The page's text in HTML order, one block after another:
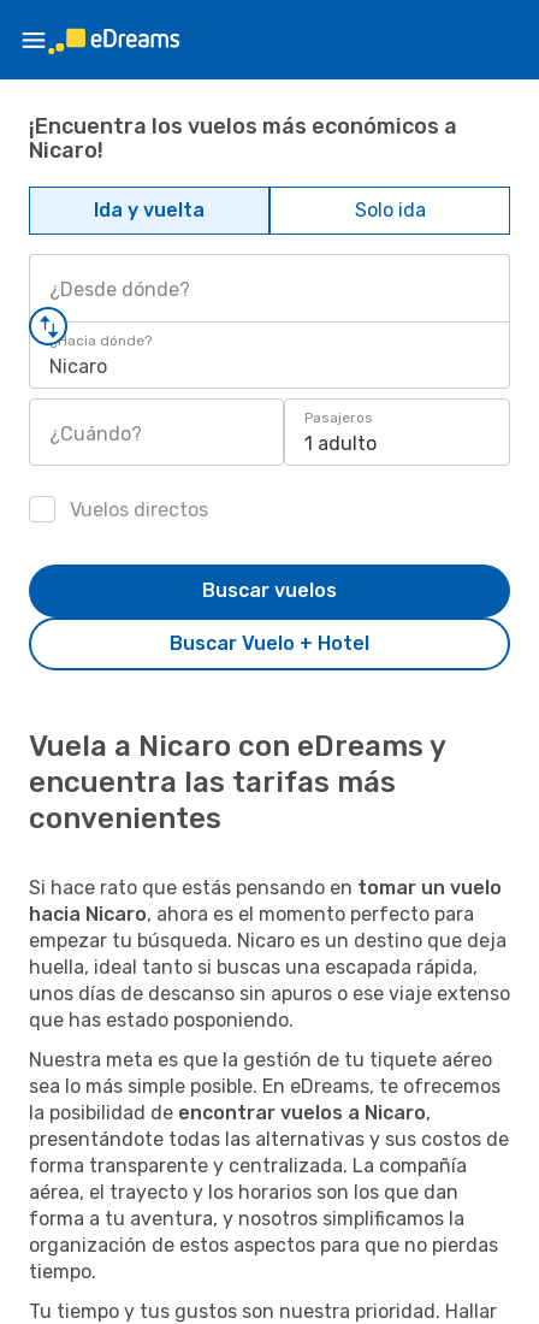
¡Encuentra los vuelos más económicos a
Nicaro!
Ida y vuelta Solo ida
¿Desde dónde?
¿Hacia dónde?
Nicaro
¿Cuándo?
Pasajeros
1 adulto
Vuelos directos
Buscar Vuelo + Hotel
Buscar vuelos
Vuela a Nicaro con eDreams y
encuentra las tarifas más
convenientes
Si hace rato que estás pensando en tomar un vuelo
hacia Nicaro, ahora es el momento perfecto para
empezar tu búsqueda. Nicaro es un destino que deja
huella, ideal tanto si buscas una escapada rápida,
unos días de descanso sin apuros o ese viaje extenso
que has estado posponiendo.
Nuestra meta es que la gestión de tu tiquete aéreo
sea lo más simple posible. En eDreams, te ofrecemos
la posibilidad de encontrar vuelos a Nicaro,
presentándote todas las alternativas y sus costos de
forma transparente y centralizada. La compañía
aérea, el trayecto y los horarios son los que dan
forma a tu aventura, y nosotros simplificamos la
organización de estos aspectos para que no pierdas
tiempo.
Tu tiempo y tus gustos son nuestra prioridad. Hallar